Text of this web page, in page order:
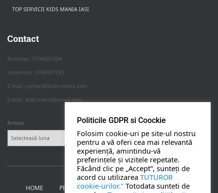
TOP SERVICII KIDS MANIA IASI
Contact
Rezervari: 0744261004
Informatii: 0745937753
E-mail: contact@kids-mania.com
E-mail: kids.mania@ymail.com
Arhive
HOME PETRECERI PENTRU COPII NUNTA SI BOTEZ
Politicile GDPR si Coockie
Folosim cookie-uri pe site-ul nostru
pentru a vă oferi cea mai relevantă
experiență, amintindu-vă
preferințele și vizitele repetate.
Făcând clic pe „Accept”, sunteți de
acord cu utilizarea TUTUROR
cookie-urilor." Totodata sunteti de
Apasa pe o categorie ca sa vezi serviciile.
PETRECERI COPII
NUNTA
BANCHETE
CORPORATE